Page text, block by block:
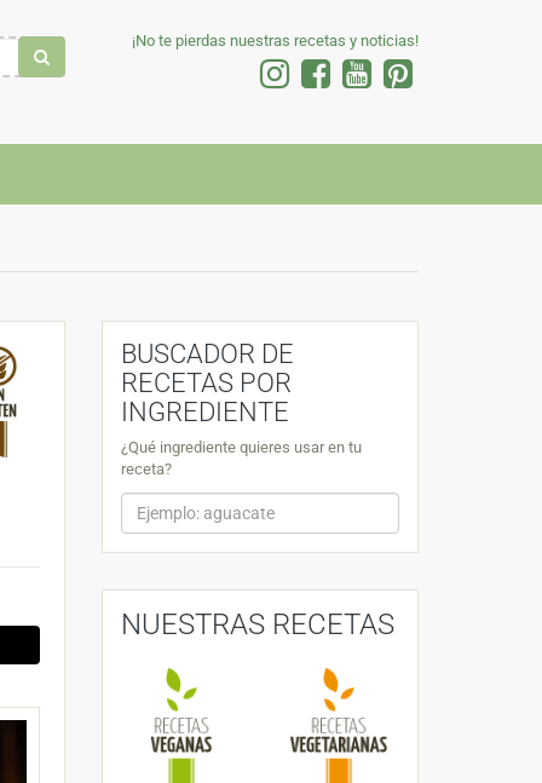
¡No te pierdas nuestras recetas y noticias!
BUSCADOR DE
RECETAS POR
INGREDIENTE
¿Qué ingrediente quieres usar en tu
receta?
NUESTRAS RECETAS